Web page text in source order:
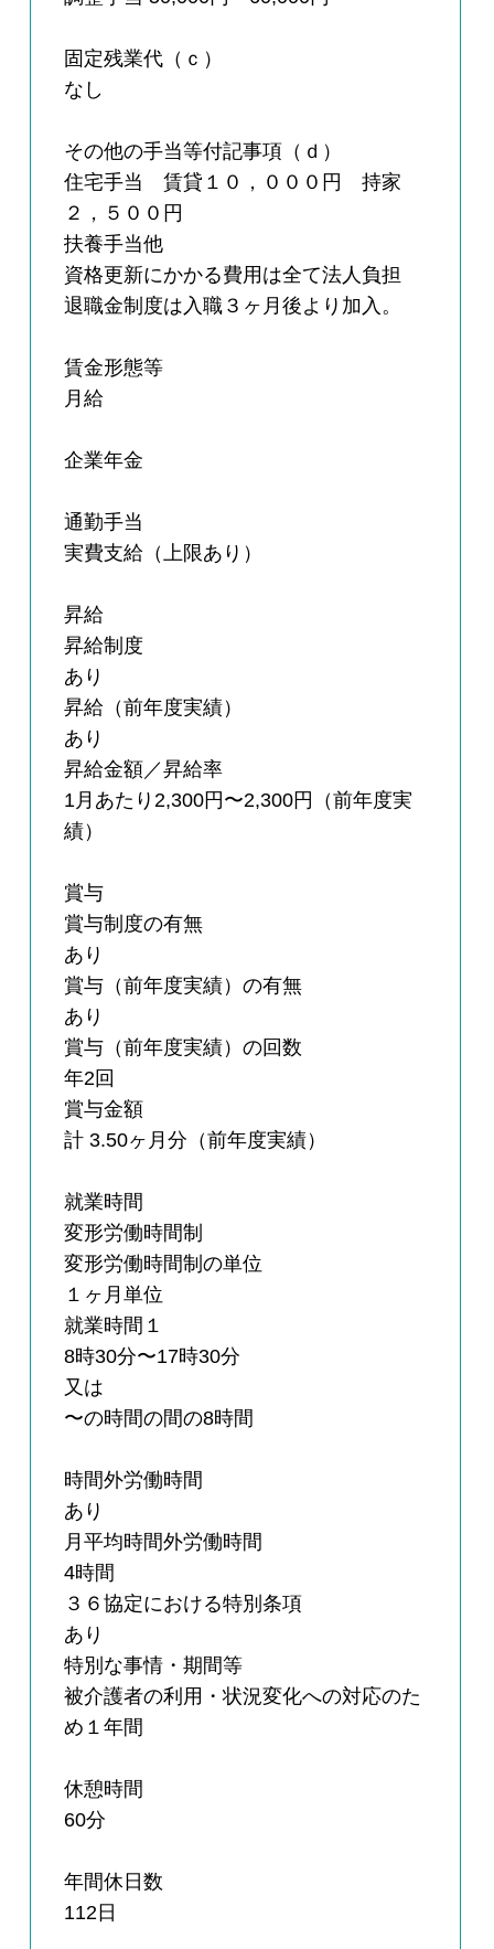
固定残業代（ｃ）
なし
その他の手当等付記事項（ｄ）
住宅手当 賃貸１０，０００円 持家
２，５００円
扶養手当他
資格更新にかかる費用は全て法人負担
退職金制度は入職３ヶ月後より加入。
賃金形態等
月給
企業年金
通勤手当
実費支給（上限あり）
昇給
昇給制度
あり
昇給（前年度実績）
あり
昇給金額／昇給率
1月あたり2,300円〜2,300円（前年度実
績）
賞与
賞与制度の有無
あり
賞与（前年度実績）の有無
あり
賞与（前年度実績）の回数
年2回
賞与金額
計 3.50ヶ月分（前年度実績）
就業時間
変形労働時間制
変形労働時間制の単位
１ヶ月単位
就業時間１
8時30分〜17時30分
又は
〜の時間の間の8時間
時間外労働時間
あり
月平均時間外労働時間
4時間
３６協定における特別条項
あり
特別な事情・期間等
被介護者の利用・状況変化への対応のた
め１年間
休憩時間
60分
年間休日数
112日